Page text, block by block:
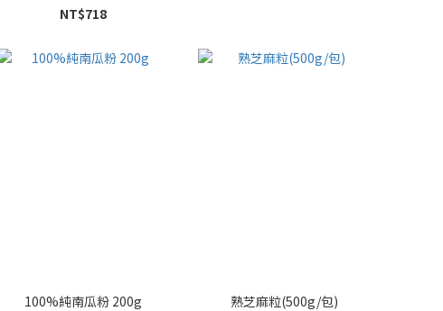
NT$718
100%純南瓜粉 200g
熟芝麻粒(500g/包)